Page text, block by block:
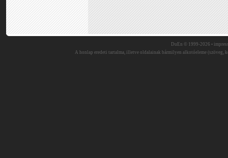
DuEn © 1999-2026 •
A honlap eredeti tartalma, illetve oldalainak bármilyen alkotóeleme (szöveg,